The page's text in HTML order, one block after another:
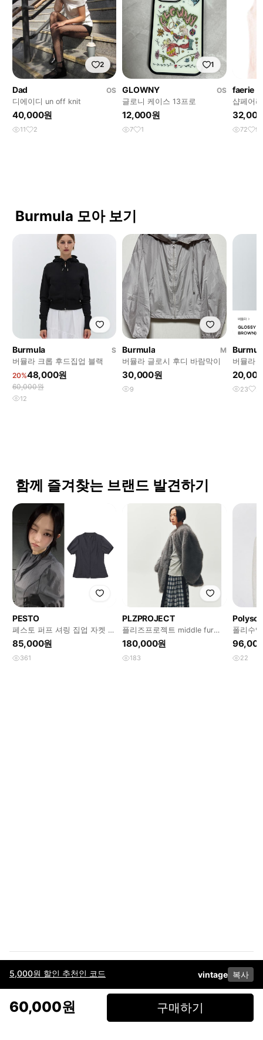
5,000원 할인 추천인 코드 vintage 복사
60,000원 구매하기
2
Dad
OS
디에이디 un off knit
40,000원
11 2
1
GLOWNY
OS
글로니 케이스 13프로
12,000원
7 1
faerie
샵페어
72 9
Burmula 모아 보기
Burmula
S
버뮬라 크롭 후드집업 블랙
20%48,000원
60,000원
12
Burmula
M
버뮬라 글로시 후디 바람막이
30,000원
9
버뮬라
23 2
함께 즐겨찾는 브랜드 발견하기
PESTO
페스토 퍼프 셔링 집업 자켓 다
크문
85,000원
361
PLZPROJECT
플리즈프로젝트 middle fur
jacket gray 새상품
180,000원
183
폴리수
22
이용약관고객센터판매개인정보 처리방침사업자 정보다운로드
페이스북